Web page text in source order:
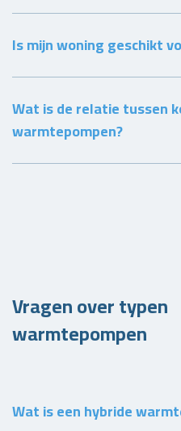
Is mijn woning geschikt
Wat is de relatie tussen
warmtepompen?
Vragen over typen
warmtepompen
Wat is een hybride